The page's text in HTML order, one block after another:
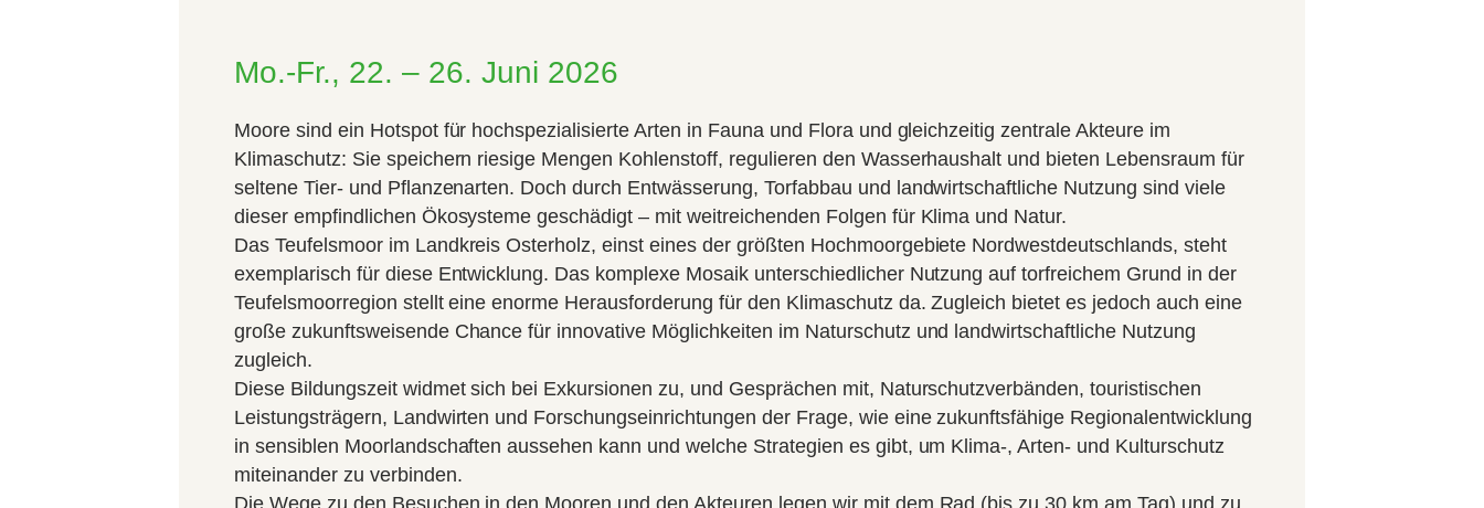
Mo.-Fr., 22. – 26. Juni 2026
Moore sind ein Hotspot für hochspezialisierte Arten in Fauna und Flora und gleichzeitig zentrale Akteure im
Klimaschutz: Sie speichern riesige Mengen Kohlenstoff, regulieren den Wasserhaushalt und bieten Lebensraum für
seltene Tier- und Pflanzenarten. Doch durch Entwässerung, Torfabbau und landwirtschaftliche Nutzung sind viele
dieser empfindlichen Ökosysteme geschädigt – mit weitreichenden Folgen für Klima und Natur.
Das Teufelsmoor im Landkreis Osterholz, einst eines der größten Hochmoorgebiete Nordwestdeutschlands, steht
exemplarisch für diese Entwicklung. Das komplexe Mosaik unterschiedlicher Nutzung auf torfreichem Grund in der
Teufelsmoorregion stellt eine enorme Herausforderung für den Klimaschutz da. Zugleich bietet es jedoch auch eine
große zukunftsweisende Chance für innovative Möglichkeiten im Naturschutz und landwirtschaftliche Nutzung
zugleich.
Diese Bildungszeit widmet sich bei Exkursionen zu, und Gesprächen mit, Naturschutzverbänden, touristischen
Leistungsträgern, Landwirten und Forschungseinrichtungen der Frage, wie eine zukunftsfähige Regionalentwicklung
in sensiblen Moorlandschaften aussehen kann und welche Strategien es gibt, um Klima-, Arten- und Kulturschutz
miteinander zu verbinden.